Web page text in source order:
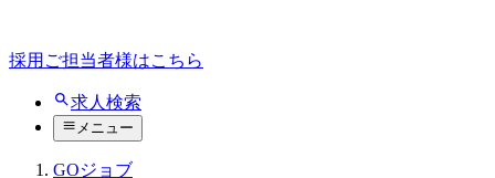
採用ご担当者様はこちら
求人検索
メニュー
GOジョブ